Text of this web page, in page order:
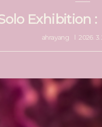
Exhibition :
ahrayang 2026. 3.